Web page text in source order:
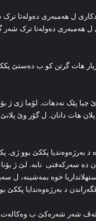
ل هه‌مبه‌ری ده‌وله‌تا
هه‌مبه‌ری ده‌وله‌تا ترک شه‌ر
هات گرتن کو ب ده‌ستێ
پێک نه‌دهات. لۆما ژی ژ
هات دانان. ل گۆر وێ
د به‌رژه‌وه‌ندیا پککێ بوو ژی.
ده‌ سه‌رکه‌فتی نابه‌. لێ ژ
خوه‌ بمه‌شینه‌، ل
د به‌رژه‌وه‌ندایا پککێ
ئه‌ڤ شەر شه‌ره‌کێ ب وه‌کاله‌ت